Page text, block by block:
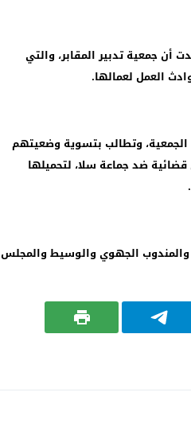
أن جمعية تدبير المقابر، والتي
العمل لعمالها.
الجمعية، وتطالب بتسوية وضعيتهم
ضد جماعة سلا، لتحميلها
الجهوي والوسيط والمجلس